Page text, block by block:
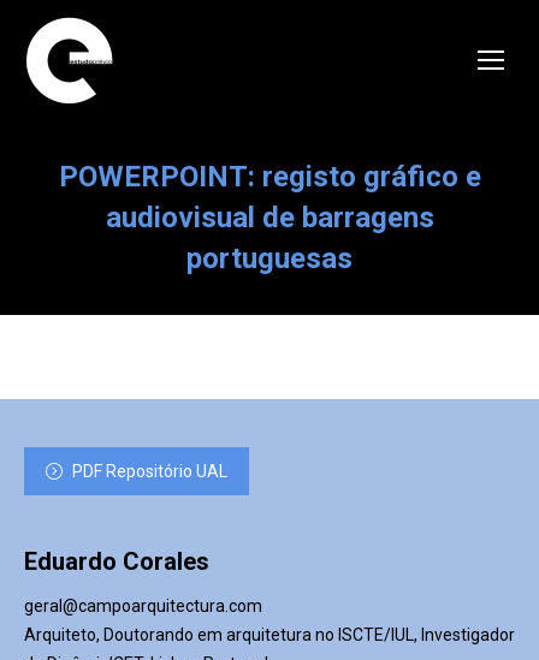
POWERPOINT: registo gráfico e
audiovisual de barragens
portuguesas
PDF Repositório UAL
Eduardo Corales
geral@campoarquitectura.com
Arquiteto, Doutorando em arquitetura no ISCTE/IUL, Investigador